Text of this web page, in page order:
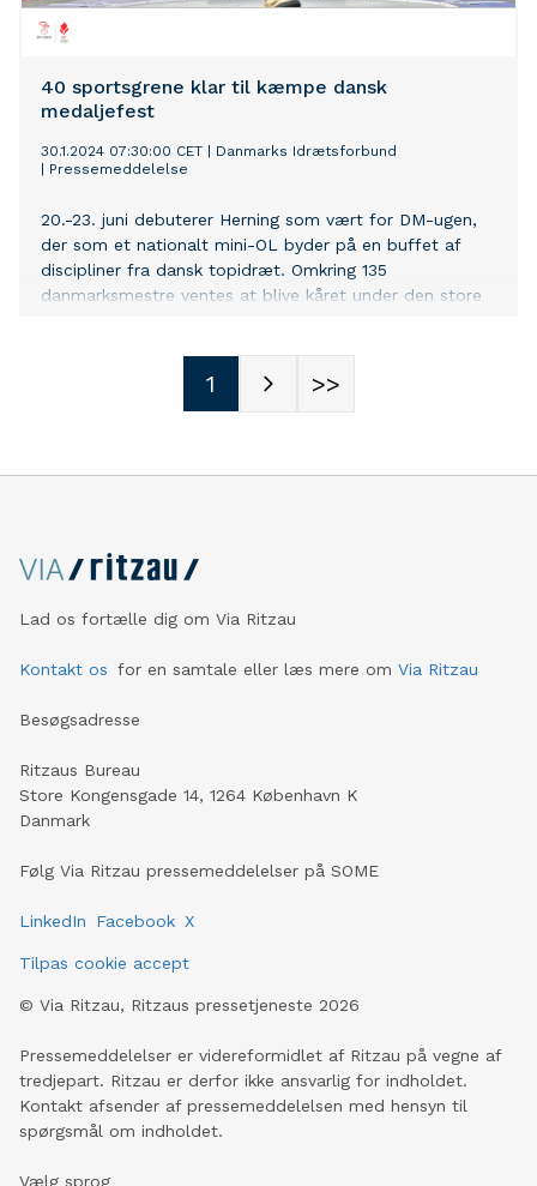
40 sportsgrene klar til kæmpe dansk
medaljefest
30.1.2024 07:30:00 CET
Danmarks Idrætsforbund
Pressemeddelelse
20.-23. juni debuterer Herning som vært for DM-ugen,
der som et nationalt mini-OL byder på en buffet af
discipliner fra dansk topidræt. Omkring 135
danmarksmestre ventes at blive kåret under den store
1 >>
Lad os fortælle dig om Via Ritzau
Kontakt os for en samtale eller læs mere om Via Ritzau
Besøgsadresse
Ritzaus Bureau
Store Kongensgade 14, 1264 København K
Danmark
Følg Via Ritzau pressemeddelelser på SOME
LinkedIn Facebook X
Tilpas cookie accept
© Via Ritzau, Ritzaus pressetjeneste 2026
Pressemeddelelser er videreformidlet af Ritzau på vegne af
tredjepart. Ritzau er derfor ikke ansvarlig for indholdet.
Kontakt afsender af pressemeddelelsen med hensyn til
spørgsmål om indholdet.
Vælg sprog